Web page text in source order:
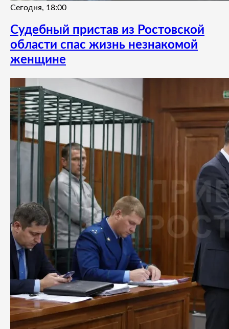
Сегодня, 18:00
Судебный пристав из Ростовской
области спас жизнь незнакомой
женщине